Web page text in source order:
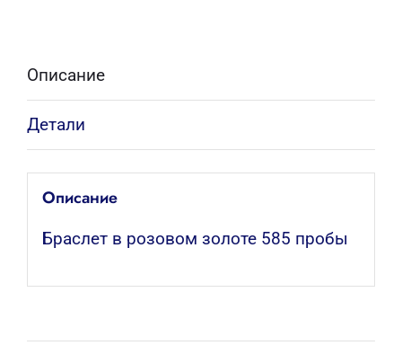
Описание
Детали
Описание
Браслет в розовом золоте 585 пробы